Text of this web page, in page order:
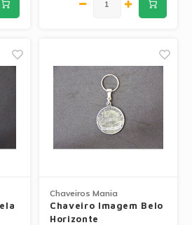
Chaveiros Mania
Chaveiro Imagem Belo
Horizonte